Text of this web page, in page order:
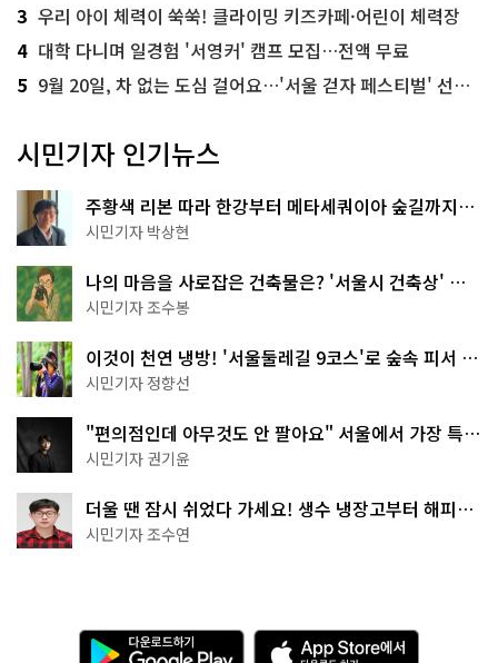
3 우리 아이 체력이 쑥쑥! 클라이밍 키즈카페·어린이 체력장
4 대학 다니며 일경험 '서영커' 캠프 모집…전액 무료
5 9월 20일, 차 없는 도심 걸어요…'서울 걷자 페스티벌' 선착순 5천명
시민기자 인기뉴스
주황색 리본 따라 한강부터 메타세쿼이아 숲길까지…
서울둘레길 15코스
시민기자 박상현
나의 마음을 사로잡은 건축물은? '서울시 건축상' 수
상작 공개!
시민기자 조수봉
이것이 천연 냉방! '서울둘레길 9코스'로 숲속 피서 떠
나볼까
시민기자 정향선
"편의점인데 아무것도 안 팔아요" 서울에서 가장 특별
한 편의점의 정체
시민기자 권기윤
더울 땐 잠시 쉬었다 가세요! 생수 냉장고부터 해피소
·무더위쉼터까지
시민기자 조수연
다
운
A
p